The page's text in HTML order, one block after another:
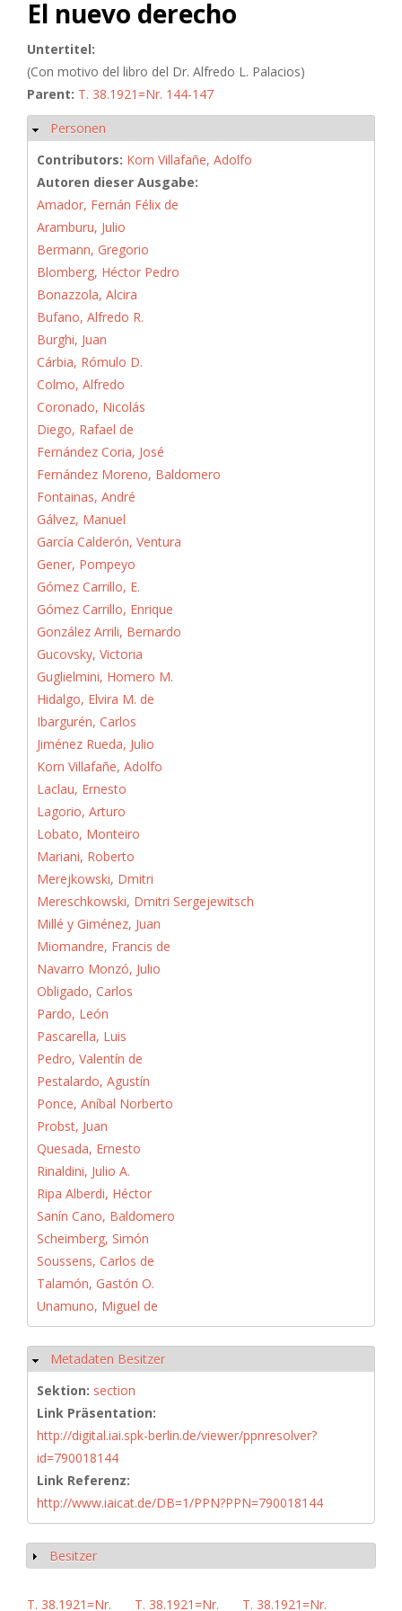
El nuevo derecho
Untertitel:
(Con motivo del libro del Dr. Alfredo L. Palacios)
Parent: T. 38.1921=Nr. 144-147
Hide
Personen
Contributors: Korn Villafañe, Adolfo
Autoren dieser Ausgabe:
Amador, Fernán Félix de
Aramburu, Julio
Bermann, Gregorio
Blomberg, Héctor Pedro
Bonazzola, Alcira
Bufano, Alfredo R.
Burghi, Juan
Cárbia, Rómulo D.
Colmo, Alfredo
Coronado, Nicolás
Diego, Rafael de
Fernández Coria, José
Fernández Moreno, Baldomero
Fontainas, André
Gálvez, Manuel
García Calderón, Ventura
Gener, Pompeyo
Gómez Carrillo, E.
Gómez Carrillo, Enrique
González Arrili, Bernardo
Gucovsky, Victoria
Guglielmini, Homero M.
Hidalgo, Elvira M. de
Ibargurén, Carlos
Jiménez Rueda, Julio
Korn Villafañe, Adolfo
Laclau, Ernesto
Lagorio, Arturo
Lobato, Monteiro
Mariani, Roberto
Merejkowski, Dmitri
Mereschkowski, Dmitri Sergejewitsch
Millé y Giménez, Juan
Miomandre, Francis de
Navarro Monzó, Julio
Obligado, Carlos
Pardo, León
Pascarella, Luis
Pedro, Valentín de
Pestalardo, Agustín
Ponce, Aníbal Norberto
Probst, Juan
Quesada, Ernesto
Rinaldini, Julio A.
Ripa Alberdi, Héctor
Sanín Cano, Baldomero
Scheimberg, Simón
Soussens, Carlos de
Talamón, Gastón O.
Unamuno, Miguel de
Hide
Metadaten Besitzer
Sektion: section
Link Präsentation:
http://digital.iai.spk-berlin.de/viewer/ppnresolver?
id=790018144
Link Referenz:
http://www.iaicat.de/DB=1/PPN?PPN=790018144
Show
Besitzer
T. 38.1921=Nr. T. 38.1921=Nr. T. 38.1921=Nr.